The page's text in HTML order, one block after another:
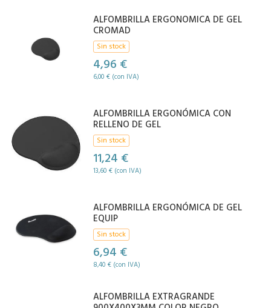
ALFOMBRILLA ERGONOMICA DE GEL
CROMAD
Sin stock
4,96 €
6,00 € (con IVA)
ALFOMBRILLA ERGONÓMICA CON
RELLENO DE GEL
Sin stock
11,24 €
13,60 € (con IVA)
ALFOMBRILLA ERGONÓMICA DE GEL
EQUIP
Sin stock
6,94 €
8,40 € (con IVA)
ALFOMBRILLA EXTRAGRANDE